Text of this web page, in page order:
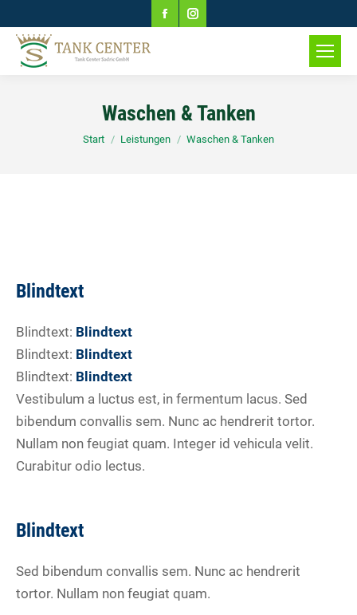
Facebook
new
window
Instagram
new
Waschen & Tanken
Sie befinden sich hier:
Start Leistungen Waschen & Tanken
Blindtext
Blindtext: Blindtext
Blindtext: Blindtext
Blindtext: Blindtext
Vestibulum a luctus est, in fermentum lacus. Sed
bibendum convallis sem. Nunc ac hendrerit tortor.
Nullam non feugiat quam. Integer id vehicula velit.
Curabitur odio lectus.
Blindtext
Sed bibendum convallis sem. Nunc ac hendrerit
tortor. Nullam non feugiat quam.